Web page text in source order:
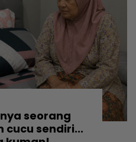
seorang
cucu sendiri...